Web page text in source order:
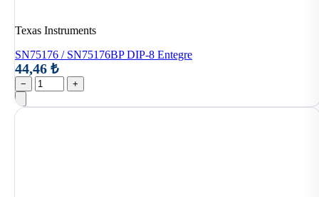
Texas Instruments
SN75176 / SN75176BP DIP-8 Entegre
44,46 ₺
− +